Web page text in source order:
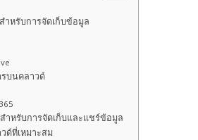
หรับการจัดเก็บข้อมูล
บนคลาวด์
ำหรับการจัดเก็บและแชร์ข้อมูล
ด์ที่เหมาะสม